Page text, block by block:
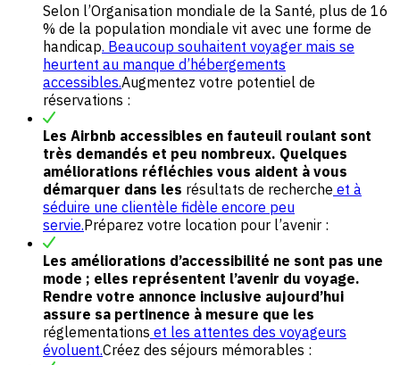
Selon l’Organisation mondiale de la Santé, plus de 16
% de la population mondiale vit avec une forme de
handicap. Beaucoup souhaitent voyager mais se
heurtent au manque d’hébergements
accessibles.Augmentez votre potentiel de
réservations :
Les Airbnb accessibles en fauteuil roulant sont
très demandés et peu nombreux. Quelques
améliorations réfléchies vous aident à vous
démarquer dans les résultats de recherche et à
séduire une clientèle fidèle encore peu
servie.Préparez votre location pour l’avenir :
Les améliorations d’accessibilité ne sont pas une
mode ; elles représentent l’avenir du voyage.
Rendre votre annonce inclusive aujourd’hui
assure sa pertinence à mesure que les
réglementations et les attentes des voyageurs
évoluent.Créez des séjours mémorables :